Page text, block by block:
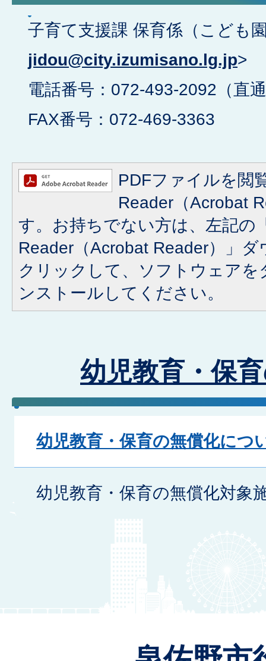
子育て支援課 保育係（こども
jidou@city.izumisano.lg.jp>
電話番号：072-493-2092（直
FAX番号：072-469-3363
PDFファイルを閲
Reader（Acrobat
す。お持ちでない方は、左記の
Reader（Acrobat Reader）」
クリックして、ソフトウェア
ンストールしてください。
幼児教育・保
幼児教育・保育の無償化につ
幼児教育・保育の無償化対象